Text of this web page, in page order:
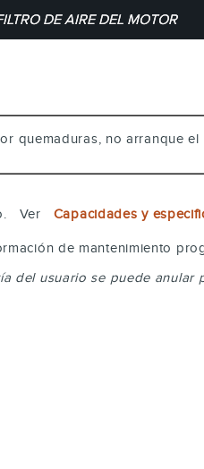
DE AIRE DEL MOTOR
quemaduras, no arranque
Ver Capacidades y
de mantenimiento
del usuario se puede